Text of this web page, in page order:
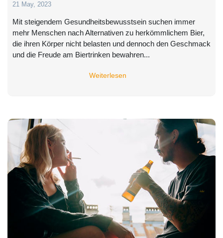
21 May, 2023
Mit steigendem Gesundheitsbewusstsein suchen immer
mehr Menschen nach Alternativen zu herkömmlichem Bier,
die ihren Körper nicht belasten und dennoch den Geschmack
und die Freude am Biertrinken bewahren...
Weiterlesen